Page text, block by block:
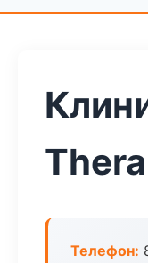
Телефон: